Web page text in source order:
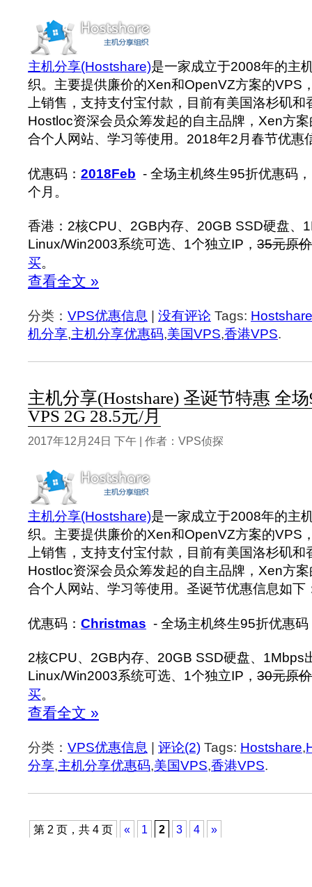
主机分享(Hostshare)是一家成立于2008年的主
织。主要提供廉价的Xen和OpenVZ方案的VPS
上销售，支持支付宝付款，目前有美国洛杉矶和
Hostloc资深会员众筹发起的自主品牌，Xen方
合个人网站、学习等使用。2018年2月春节优惠
优惠码： 2018Feb - 全场主机终生95折优惠码
个月。
香港：2核CPU、2GB内存、20GB SSD硬盘、
Linux/Win2003系统可选、1个独立IP， 35元原价
买。
查看全文 »
分类： VPS优惠信息 | 没有评论 Tags: Hostshare
机分享,主机分享优惠码,美国VPS,香港VPS.
主机分享(Hostshare) 圣诞节特惠 全
VPS 2G 28.5元/月
2017年12月24日 下午 | 作者：VPS侦探
主机分享(Hostshare)是一家成立于2008年的主
织。主要提供廉价的Xen和OpenVZ方案的VPS
上销售，支持支付宝付款，目前有美国洛杉矶和
Hostloc资深会员众筹发起的自主品牌，Xen方
合个人网站、学习等使用。圣诞节优惠信息如下
优惠码： Christmas - 全场主机终生95折优惠
2核CPU、2GB内存、20GB SSD硬盘、1Mbps
Linux/Win2003系统可选、1个独立IP， 30元原价
买。
查看全文 »
分类： VPS优惠信息 | 评论(2) Tags: Hostshare,
分享,主机分享优惠码,美国VPS,香港VPS.
第 2 页，共 4 页 « 1 2 3 4 »